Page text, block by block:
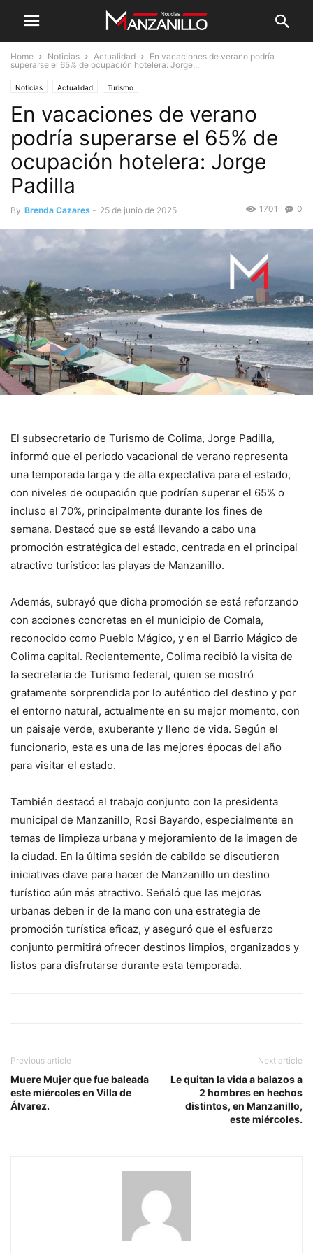
Home Noticias Actualidad
En vacaciones de verano podría
superarse el 65% de ocupación hotelera: Jorge...
Noticias Actualidad Turismo
En vacaciones de verano
podría superarse el 65% de
ocupación hotelera: Jorge
Padilla
By Brenda Cazares - 25 de junio de 2025 0
1701
El subsecretario de Turismo de Colima, Jorge Padilla,
informó que el periodo vacacional de verano representa
una temporada larga y de alta expectativa para el estado,
con niveles de ocupación que podrían superar el 65% o
incluso el 70%, principalmente durante los fines de
semana. Destacó que se está llevando a cabo una
promoción estratégica del estado, centrada en el principal
atractivo turístico: las playas de Manzanillo.
Además, subrayó que dicha promoción se está reforzando
con acciones concretas en el municipio de Comala,
reconocido como Pueblo Mágico, y en el Barrio Mágico de
Colima capital. Recientemente, Colima recibió la visita de
la secretaria de Turismo federal, quien se mostró
gratamente sorprendida por lo auténtico del destino y por
el entorno natural, actualmente en su mejor momento, con
un paisaje verde, exuberante y lleno de vida. Según el
funcionario, esta es una de las mejores épocas del año
para visitar el estado.
También destacó el trabajo conjunto con la presidenta
municipal de Manzanillo, Rosi Bayardo, especialmente en
temas de limpieza urbana y mejoramiento de la imagen de
la ciudad. En la última sesión de cabildo se discutieron
iniciativas clave para hacer de Manzanillo un destino
turístico aún más atractivo. Señaló que las mejoras
urbanas deben ir de la mano con una estrategia de
promoción turística eficaz, y aseguró que el esfuerzo
conjunto permitirá ofrecer destinos limpios, organizados y
listos para disfrutarse durante esta temporada.
Previous article
Muere Mujer que fue baleada
este miércoles en Villa de
Álvarez.
Next article
Le quitan la vida a balazos a
2 hombres en hechos
distintos, en Manzanillo,
este miércoles.